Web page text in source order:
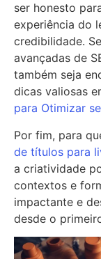
ser honesto
experiência do
credibilidade.
avançadas de
também seja
dicas valiosas
para Otimizar
Por fim, para
de títulos para
a criatividade
contextos e
impactante e
desde o